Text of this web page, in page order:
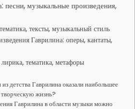
песни, музыкальные произведения,
тексты, музыкальный стиль
Гаврилина: оперы, кантаты,
тематика, метафоры
детства Гаврилина оказали наибольшее
творческую жизнь?
Гаврилина в области музыки можно